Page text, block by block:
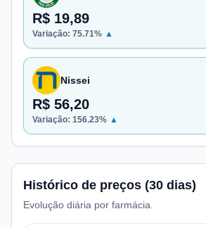
R$ 19,89
Variação: 75.71% ▲
Nissei
R$ 56,20
Variação: 156.23% ▲
Histórico de preços (30 dias)
Evolução diária por farmácia.